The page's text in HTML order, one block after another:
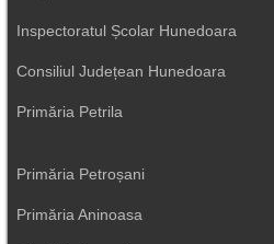
Inspectoratul Școlar Hunedoara
Consiliul Județean Hunedoara
Primăria Petrila
Primăria Petroșani
Primăria Aninoasa